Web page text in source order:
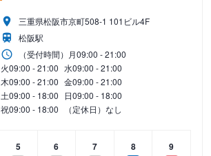
三重県松阪市京町508-1 101ビル4F
松阪駅
（受付時間） 月09:00 - 21:00
火09:00 - 21:00 水09:00 - 21:00
木09:00 - 21:00 金09:00 - 21:00
土09:00 - 18:00 日09:00 - 18:00
祝09:00 - 18:00 （定休日）なし
5
6
7
8
9